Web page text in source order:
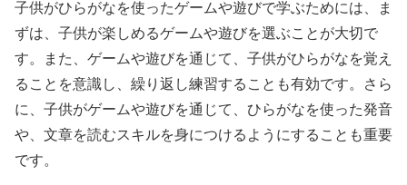
子供がひらがなを使ったゲームや遊びで学ぶためには、ま
ずは、子供が楽しめるゲームや遊びを選ぶことが大切で
す。また、ゲームや遊びを通じて、子供がひらがなを覚え
ることを意識し、繰り返し練習することも有効です。さら
に、子供がゲームや遊びを通じて、ひらがなを使った発音
や、文章を読むスキルを身につけるようにすることも重要
です。